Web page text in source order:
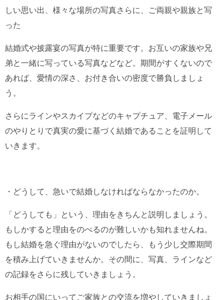
しい思い出、様々な場所の写真さらに、ご両親や親族と写
った
結婚式や披露宴の写真が特に重要です。お互いの家族や兄
弟と一緒に写っている写真などなど。期間がすくないので
あれば、愛情の深さ、お付き合いの密度で勝負しましょ
う。
さらにラインやスカイプなどのキャプチュア、電子メール
のやりとりで真実の愛に基づく結婚であることを証明して
いきます。
・どうして、急いで結婚しなければならなかったのか。
「どうしても」という、理由をきちんと説明しましょう。
もしかすると理由をのべるのが難しいかも知れませんね。
もし結婚を急ぐ理由がないのでしたら、もう少し交際期間
を積み上げていきませんか。その間に、写真、ラインなど
の記録をさらに残していきましょう。
お相手の国にいってご家族との交流を増やしていきましょ